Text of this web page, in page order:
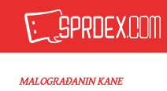
MALOGRAĐANIN KANE